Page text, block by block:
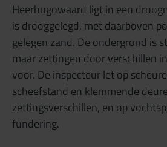
Heerhugowaard ligt in een
is drooggelegd, met daarboven
gelegen zand. De ondergrond is
maar zettingen door verschillen
voor. De inspecteur let op
scheefstand en klemmende
zettingsverschillen, en op
fundering.